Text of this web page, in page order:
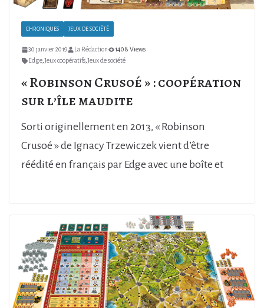
CHRONIQUES JEUX DE SOCIÉTÉ
30 janvier 2019 La Rédaction
1408 Views
Edge Jeux coopératifs Jeux de société
« Robinson Crusoé » : coopération
sur l’île maudite
Sorti originellement en 2013, « Robinson
Crusoé » de Ignacy Trzewiczek vient d’être
réédité en français par Edge avec une boîte et